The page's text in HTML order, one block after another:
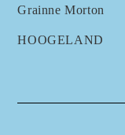
Grainne Morton
HOOGELAND